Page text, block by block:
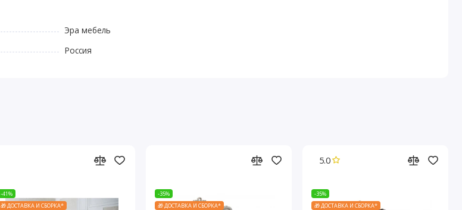
Эра мебель
Россия
-41%
🎁 ДОСТАВКА И СБОРКА*
-35%
🎁 ДОСТАВКА И СБОРКА*
5.0
-35%
🎁 ДОСТАВКА И СБОРКА*